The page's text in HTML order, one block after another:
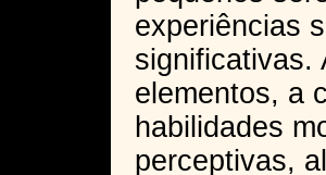
experiências
significativas.
elementos, a
habilidades
perceptivas,